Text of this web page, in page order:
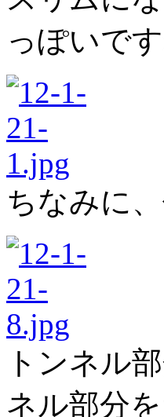
っぽいで
ちなみに、
トンネル
ネル部分